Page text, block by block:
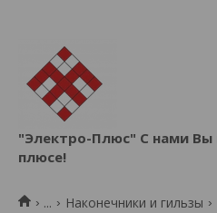
"Электро-Плюс" С нами Вы
плюсе!
... Наконечники и гильзы